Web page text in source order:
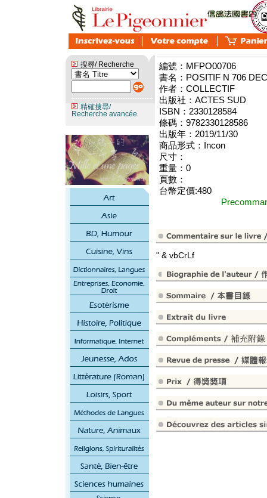
搜尋/ Recherche
精確搜尋/
Recherche avancée
編號：MFPO00706
書名：POSITIF N 706
作者：COLLECTIF
出版社：ACTES SUD
ISBN：2330128584
條碼：9782330128586
出版年：2019/11/30
商品形式：Incon
尺寸：
重量：0
頁數：
台幣定價:480
" & vbCrLf